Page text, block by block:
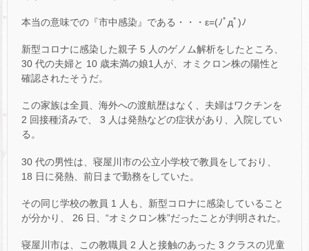
本当の意味での『市中感染』である・・・ε=(ﾉﾟдﾟ)ﾉ
新型コロナに感染した親子 5 人のゲノム解析をしたところ、
30 代の夫婦と 10 歳未満の娘1人が、オミクロン株の陽性と
確認されたそうだ。
この家族は全員、海外への渡航歴はなく、夫婦はワクチンを
2 回接種済みで、 3 人は発熱などの症状があり、入院してい
る。
30 代の男性は、寝屋川市の公立小学校で教員をしており、
18 日に発熱、前日まで勤務をしていた。
その同じ学校の教員 1 人も、新型コロナに感染していること
が分かり、 26 日、“オミクロン株”だったことが判明された。
寝屋川市は、この教職員 2 人と接触のあった 3 クラスの児童